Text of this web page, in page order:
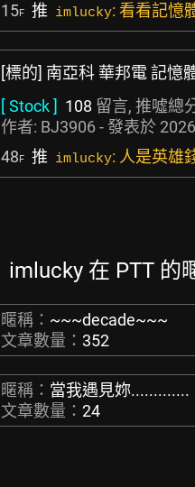
15F 推 imlucky: 看看記憶
[標的] 南亞科 華邦電 記憶
[ Stock ] 108 留言, 推噓總
作者: BJ3906- 發表於
48F 推 imlucky: 人是英雄
imlucky 在 PTT 的
暱稱： ~~~decade~~~
文章數量： 352
暱稱： 當我遇見妳.............
文章數量： 24